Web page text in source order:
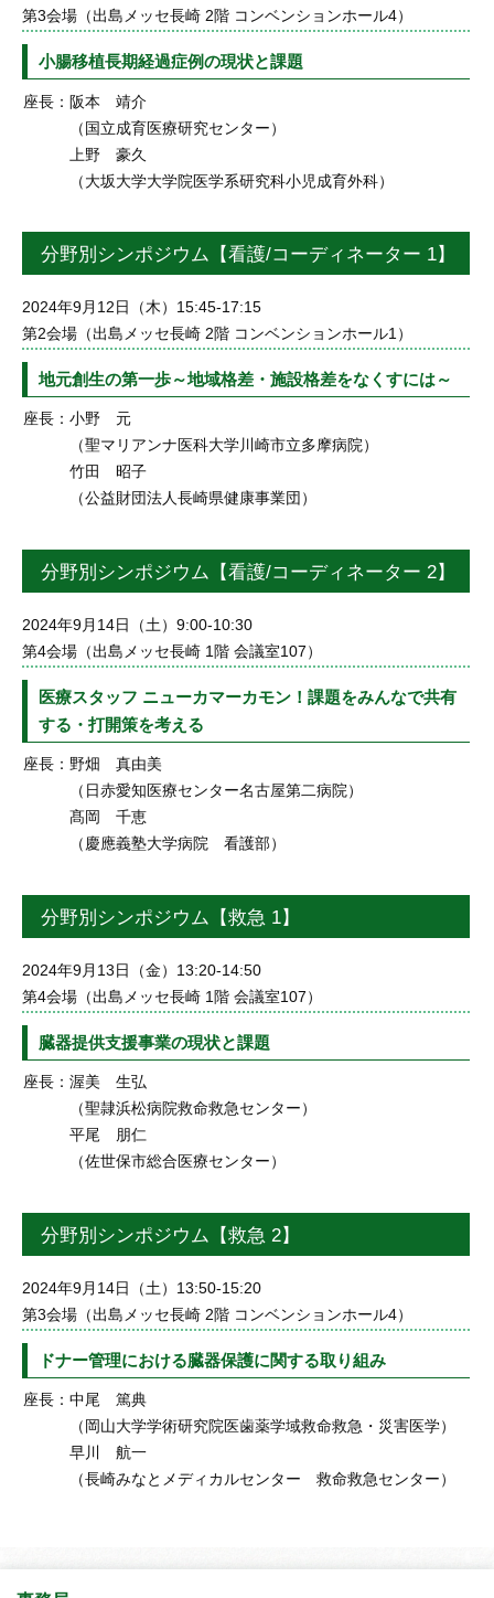
第3会場（出島メッセ長崎 2階 コンベンションホール4）
小腸移植長期経過症例の現状と課題
座長： 阪本 靖介
（国立成育医療研究センター）
上野 豪久
（大坂大学大学院医学系研究科小児成育外科）
分野別シンポジウム【看護/コーディネーター 1】
2024年9月12日（木）15:45-17:15
第2会場（出島メッセ長崎 2階 コンベンションホール1）
地元創生の第一歩～地域格差・施設格差をなくすには～
座長： 小野 元
（聖マリアンナ医科大学川崎市立多摩病院）
竹田 昭子
（公益財団法人長崎県健康事業団）
分野別シンポジウム【看護/コーディネーター 2】
2024年9月14日（土）9:00-10:30
第4会場（出島メッセ長崎 1階 会議室107）
医療スタッフ ニューカマーカモン！課題をみんなで共有
する・打開策を考える
座長： 野畑 真由美
（日赤愛知医療センター名古屋第二病院）
髙岡 千恵
（慶應義塾大学病院 看護部）
分野別シンポジウム【救急 1】
2024年9月13日（金）13:20-14:50
第4会場（出島メッセ長崎 1階 会議室107）
臓器提供支援事業の現状と課題
座長： 渥美 生弘
（聖隷浜松病院救命救急センター）
平尾 朋仁
（佐世保市総合医療センター）
分野別シンポジウム【救急 2】
2024年9月14日（土）13:50-15:20
第3会場（出島メッセ長崎 2階 コンベンションホール4）
ドナー管理における臓器保護に関する取り組み
座長： 中尾 篤典
（岡山大学学術研究院医歯薬学域救命救急・災害医学）
早川 航一
（長崎みなとメディカルセンター 救命救急センター）